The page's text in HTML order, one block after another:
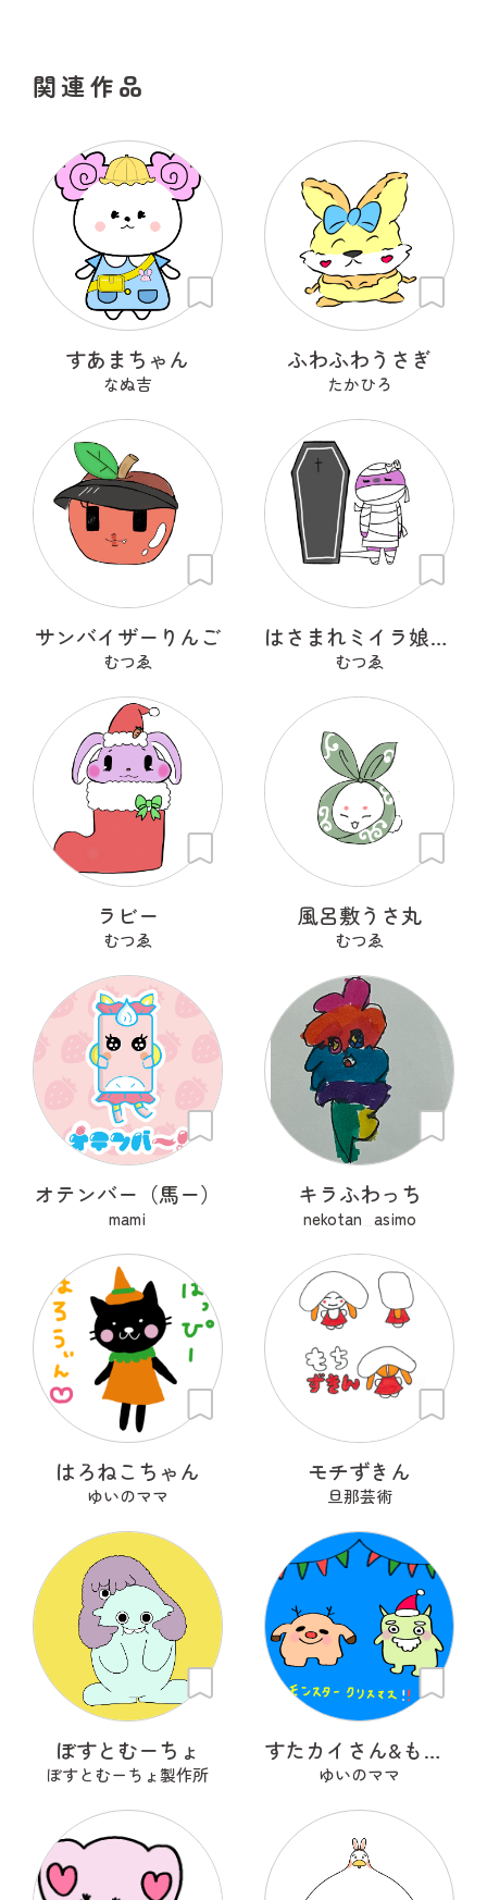
関連作品
すあまちゃん
なぬ吉
ふわふわうさぎ
たかひろ
サンバイザーりんご
むつゑ
はさまれミイラ娘（こ）
むつゑ
ラビー
むつゑ
風呂敷うさ丸
むつゑ
オテンバー（馬ー）
mami
キラふわっち
nekotan_asimo
はろねこちゃん
ゆいのママ
モチずきん
旦那芸術
ぼすとむーちょ
ぼすとむーちょ製作所
すたカイさん&もんサンタさん
ゆいのママ